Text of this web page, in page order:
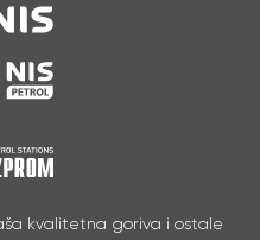
kvalitetna goriva i ostale